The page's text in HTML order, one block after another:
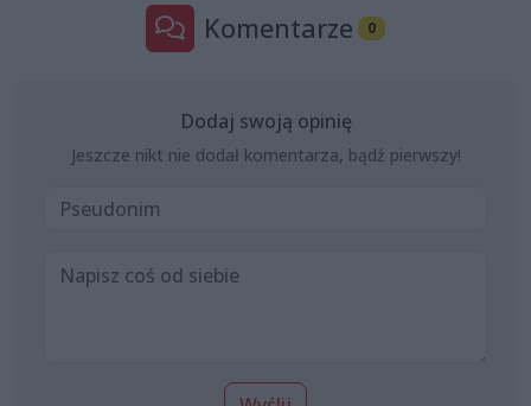
Komentarze 0
Dodaj swoją opinię
Jeszcze nikt nie dodał komentarza, bądź pierwszy!